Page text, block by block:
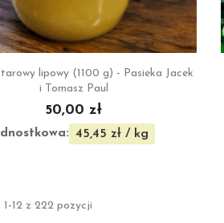
 Szybki podgląd
lipowy (1100 g) - Pasieka Jacek
i Tomasz Paul
50,00 zł
45,45 zł / kg
1-12 z 222 pozycji